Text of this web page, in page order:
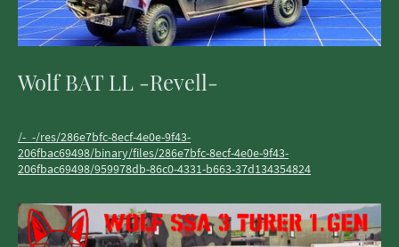
Wolf BAT LL -Revell-
/-_-/res/286e7bfc-8ecf-4e0e-9f43-
206fbac69498/binary/files/286e7bfc-8ecf-4e0e-9f43-
206fbac69498/959978db-86c0-4331-b663-37d134354824